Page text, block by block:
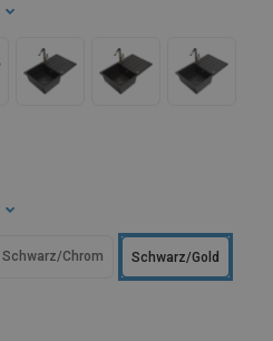
Schwarz/Gold
Schwarz/Chrom